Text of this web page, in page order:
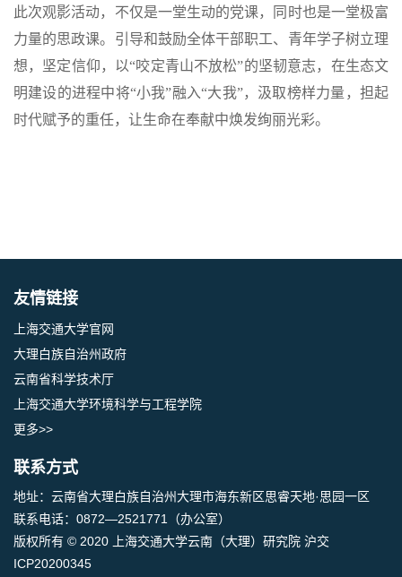
此次观影活动，不仅是一堂生动的党课，同时也是一堂极富
力量的思政课。引导和鼓励全体干部职工、青年学子树立理
想，坚定信仰，以“咬定青山不放松”的坚韧意志，在生态文
明建设的进程中将“小我”融入“大我”，汲取榜样力量，担起
时代赋予的重任，让生命在奉献中焕发绚丽光彩。
友情链接
上海交通大学官网
大理白族自治州政府
云南省科学技术厅
上海交通大学环境科学与工程学院
更多>>
联系方式
地址：云南省大理白族自治州大理市海东新区思睿天地·思园一区
联系电话：0872—2521771（办公室）
版权所有 © 2020 上海交通大学云南（大理）研究院 沪交
ICP20200345